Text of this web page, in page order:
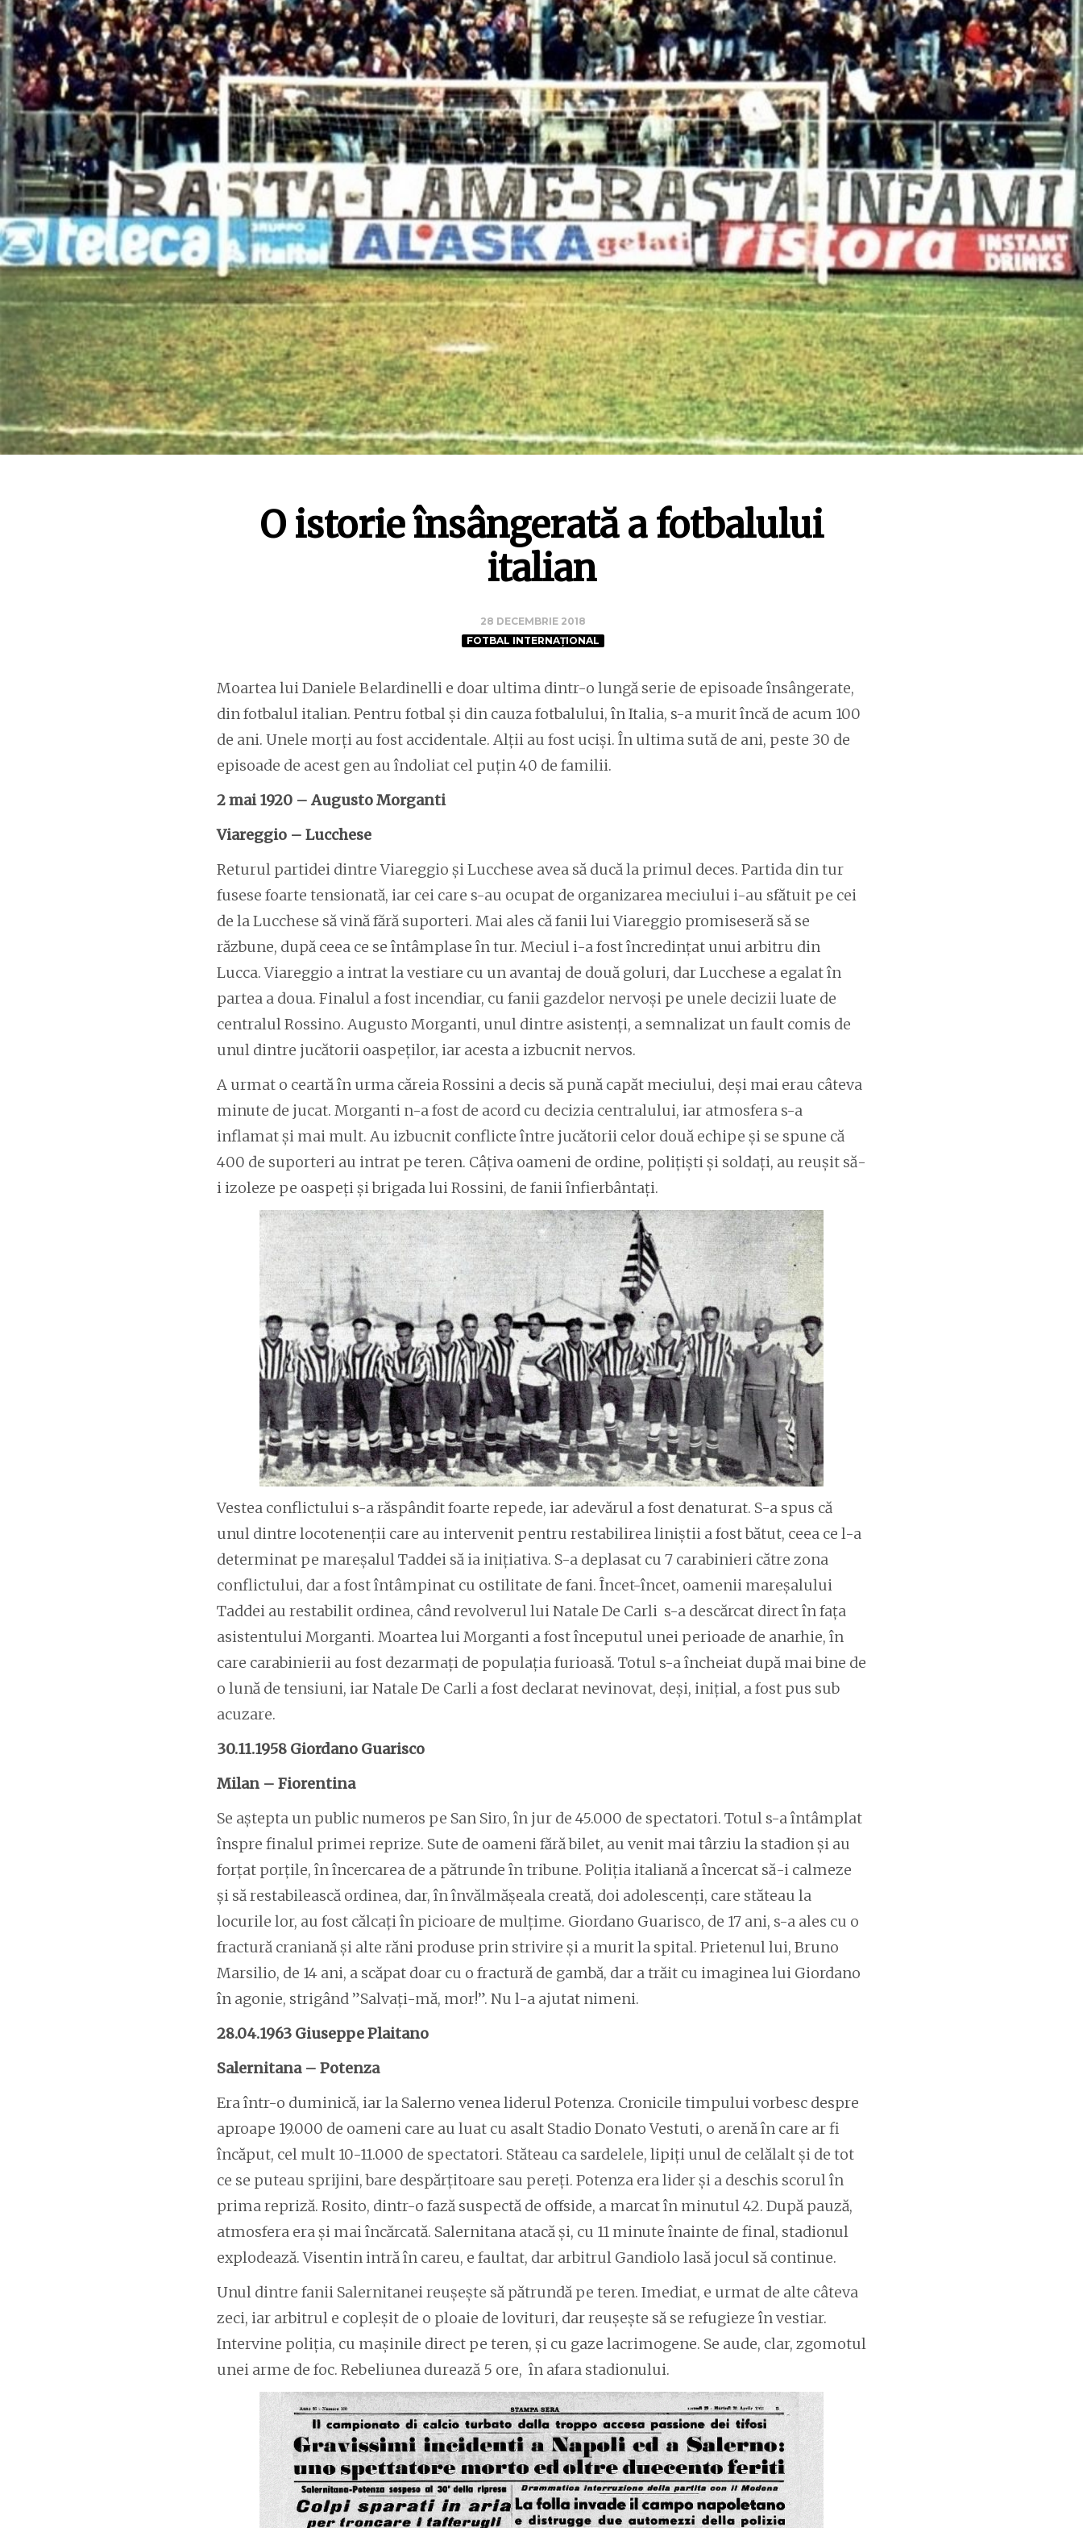
O istorie însângerată a fotbalului
italian
28 DECEMBRIE 2018
FOTBAL INTERNAȚIONAL
Moartea lui Daniele Belardinelli e doar ultima dintr-o lungă serie de episoade însângerate,
din fotbalul italian. Pentru fotbal și din cauza fotbalului, în Italia, s-a murit încă de acum 100
de ani. Unele morți au fost accidentale. Alții au fost uciși. În ultima sută de ani, peste 30 de
episoade de acest gen au îndoliat cel puțin 40 de familii.
2 mai 1920 – Augusto Morganti
Viareggio – Lucchese
Returul partidei dintre Viareggio și Lucchese avea să ducă la primul deces. Partida din tur
fusese foarte tensionată, iar cei care s-au ocupat de organizarea meciului i-au sfătuit pe cei
de la Lucchese să vină fără suporteri. Mai ales că fanii lui Viareggio promiseseră să se
răzbune, după ceea ce se întâmplase în tur. Meciul i-a fost încredințat unui arbitru din
Lucca. Viareggio a intrat la vestiare cu un avantaj de două goluri, dar Lucchese a egalat în
partea a doua. Finalul a fost incendiar, cu fanii gazdelor nervoși pe unele decizii luate de
centralul Rossino. Augusto Morganti, unul dintre asistenți, a semnalizat un fault comis de
unul dintre jucătorii oaspeților, iar acesta a izbucnit nervos.
A urmat o ceartă în urma căreia Rossini a decis să pună capăt meciului, deși mai erau câteva
minute de jucat. Morganti n-a fost de acord cu decizia centralului, iar atmosfera s-a
inflamat și mai mult. Au izbucnit conflicte între jucătorii celor două echipe și se spune că
400 de suporteri au intrat pe teren. Câțiva oameni de ordine, polițiști și soldați, au reușit să-
i izoleze pe oaspeți și brigada lui Rossini, de fanii înfierbântați.
Vestea conflictului s-a răspândit foarte repede, iar adevărul a fost denaturat. S-a spus că
unul dintre locotenenții care au intervenit pentru restabilirea liniștii a fost bătut, ceea ce l-a
determinat pe mareșalul Taddei să ia inițiativa. S-a deplasat cu 7 carabinieri către zona
conflictului, dar a fost întâmpinat cu ostilitate de fani. Încet-încet, oamenii mareșalului
Taddei au restabilit ordinea, când revolverul lui Natale De Carli s-a descărcat direct în fața
asistentului Morganti. Moartea lui Morganti a fost începutul unei perioade de anarhie, în
care carabinierii au fost dezarmați de populația furioasă. Totul s-a încheiat după mai bine de
o lună de tensiuni, iar Natale De Carli a fost declarat nevinovat, deși, inițial, a fost pus sub
acuzare.
30.11.1958 Giordano Guarisco
Milan – Fiorentina
Se aștepta un public numeros pe San Siro, în jur de 45.000 de spectatori. Totul s-a întâmplat
înspre finalul primei reprize. Sute de oameni fără bilet, au venit mai târziu la stadion și au
forțat porțile, în încercarea de a pătrunde în tribune. Poliția italiană a încercat să-i calmeze
și să restabilească ordinea, dar, în învălmășeala creată, doi adolescenți, care stăteau la
locurile lor, au fost călcați în picioare de mulțime. Giordano Guarisco, de 17 ani, s-a ales cu o
fractură craniană și alte răni produse prin strivire și a murit la spital. Prietenul lui, Bruno
Marsilio, de 14 ani, a scăpat doar cu o fractură de gambă, dar a trăit cu imaginea lui Giordano
în agonie, strigând ”Salvați-mă, mor!”. Nu l-a ajutat nimeni.
28.04.1963 Giuseppe Plaitano
Salernitana – Potenza
Era într-o duminică, iar la Salerno venea liderul Potenza. Cronicile timpului vorbesc despre
aproape 19.000 de oameni care au luat cu asalt Stadio Donato Vestuti, o arenă în care ar fi
încăput, cel mult 10-11.000 de spectatori. Stăteau ca sardelele, lipiți unul de celălalt și de tot
ce se puteau sprijini, bare despărțitoare sau pereți. Potenza era lider și a deschis scorul în
prima repriză. Rosito, dintr-o fază suspectă de offside, a marcat în minutul 42. După pauză,
atmosfera era și mai încărcată. Salernitana atacă și, cu 11 minute înainte de final, stadionul
explodează. Visentin intră în careu, e faultat, dar arbitrul Gandiolo lasă jocul să continue.
Unul dintre fanii Salernitanei reușește să pătrundă pe teren. Imediat, e urmat de alte câteva
zeci, iar arbitrul e copleșit de o ploaie de lovituri, dar reușește să se refugieze în vestiar.
Intervine poliția, cu mașinile direct pe teren, și cu gaze lacrimogene. Se aude, clar, zgomotul
unei arme de foc. Rebeliunea durează 5 ore, în afara stadionului.